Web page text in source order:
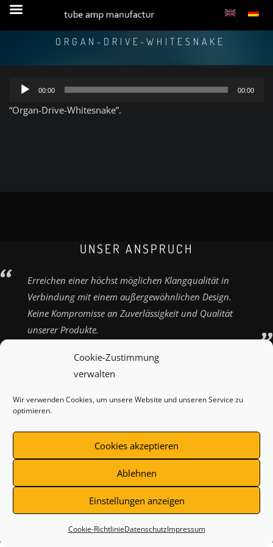
Cookie-Zustimmung
verwalten
Wir verwenden Cookies, um unsere Website und unseren Service zu
optimieren.
Cookies akzeptieren
Ablehnen
Einstellungen anzeigen
Cookie-RichtlinieDatenschutzImpressum
ORGAN-DRIVE-WHITESNAKE
Audio-
00:00 00:00
“Organ-Drive-Whitesnake”.
UNSER ANSPRUCH
Erreichen einer höchst möglichen Klangqualität in
Verbindung mit einem außergewöhnlichen Design.
Keine Kompromisse an Zuverlässigkeit und Qualität
unserer Produkte.
ZAHLUNGSARTEN VERSANDARTEN
KONTAKT
COOKIE-RICHTLINIE (EU)